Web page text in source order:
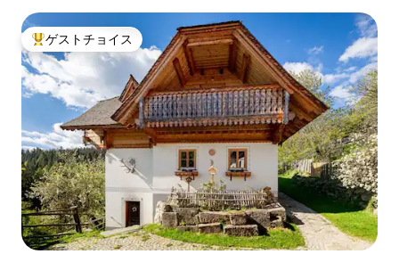
大好評のゲストチョイスです。
ゲストチョイス